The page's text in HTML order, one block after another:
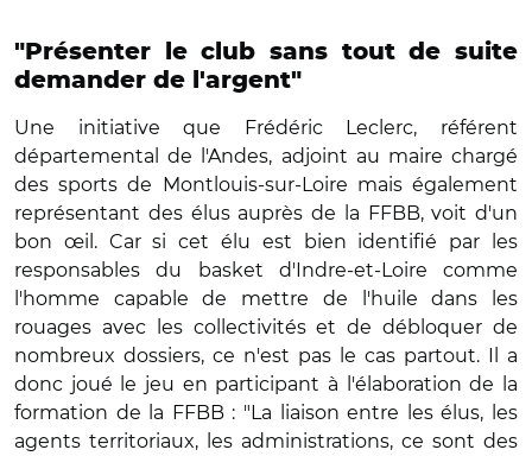
"Présenter le club sans tout de suite
demander de l'argent"
Une initiative que Frédéric Leclerc, référent
départemental de l'Andes, adjoint au maire chargé
des sports de Montlouis-sur-Loire mais également
représentant des élus auprès de la FFBB, voit d'un
bon œil. Car si cet élu est bien identifié par les
responsables du basket d'Indre-et-Loire comme
l'homme capable de mettre de l'huile dans les
rouages avec les collectivités et de débloquer de
nombreux dossiers, ce n'est pas le cas partout. Il a
donc joué le jeu en participant à l'élaboration de la
formation de la FFBB : "La liaison entre les élus, les
agents territoriaux, les administrations, ce sont des